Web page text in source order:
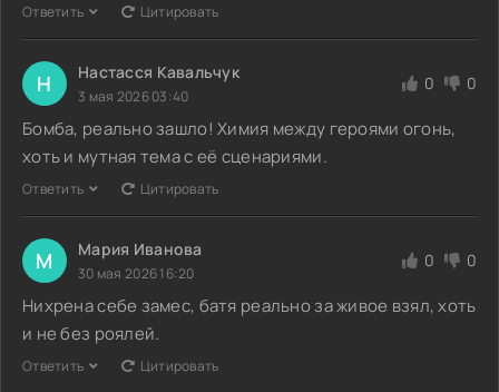
Ответить Цитировать
Н Настасся Кавальчук
3 мая 2026 03:40
0 0
Бомба, реально зашло! Химия между героями огонь,
хоть и мутная тема с её сценариями.
Ответить Цитировать
М Мария Иванова
30 мая 2026 16:20
0 0
Нихрена себе замес, батя реально за живое взял, хоть
и не без роялей.
Ответить Цитировать